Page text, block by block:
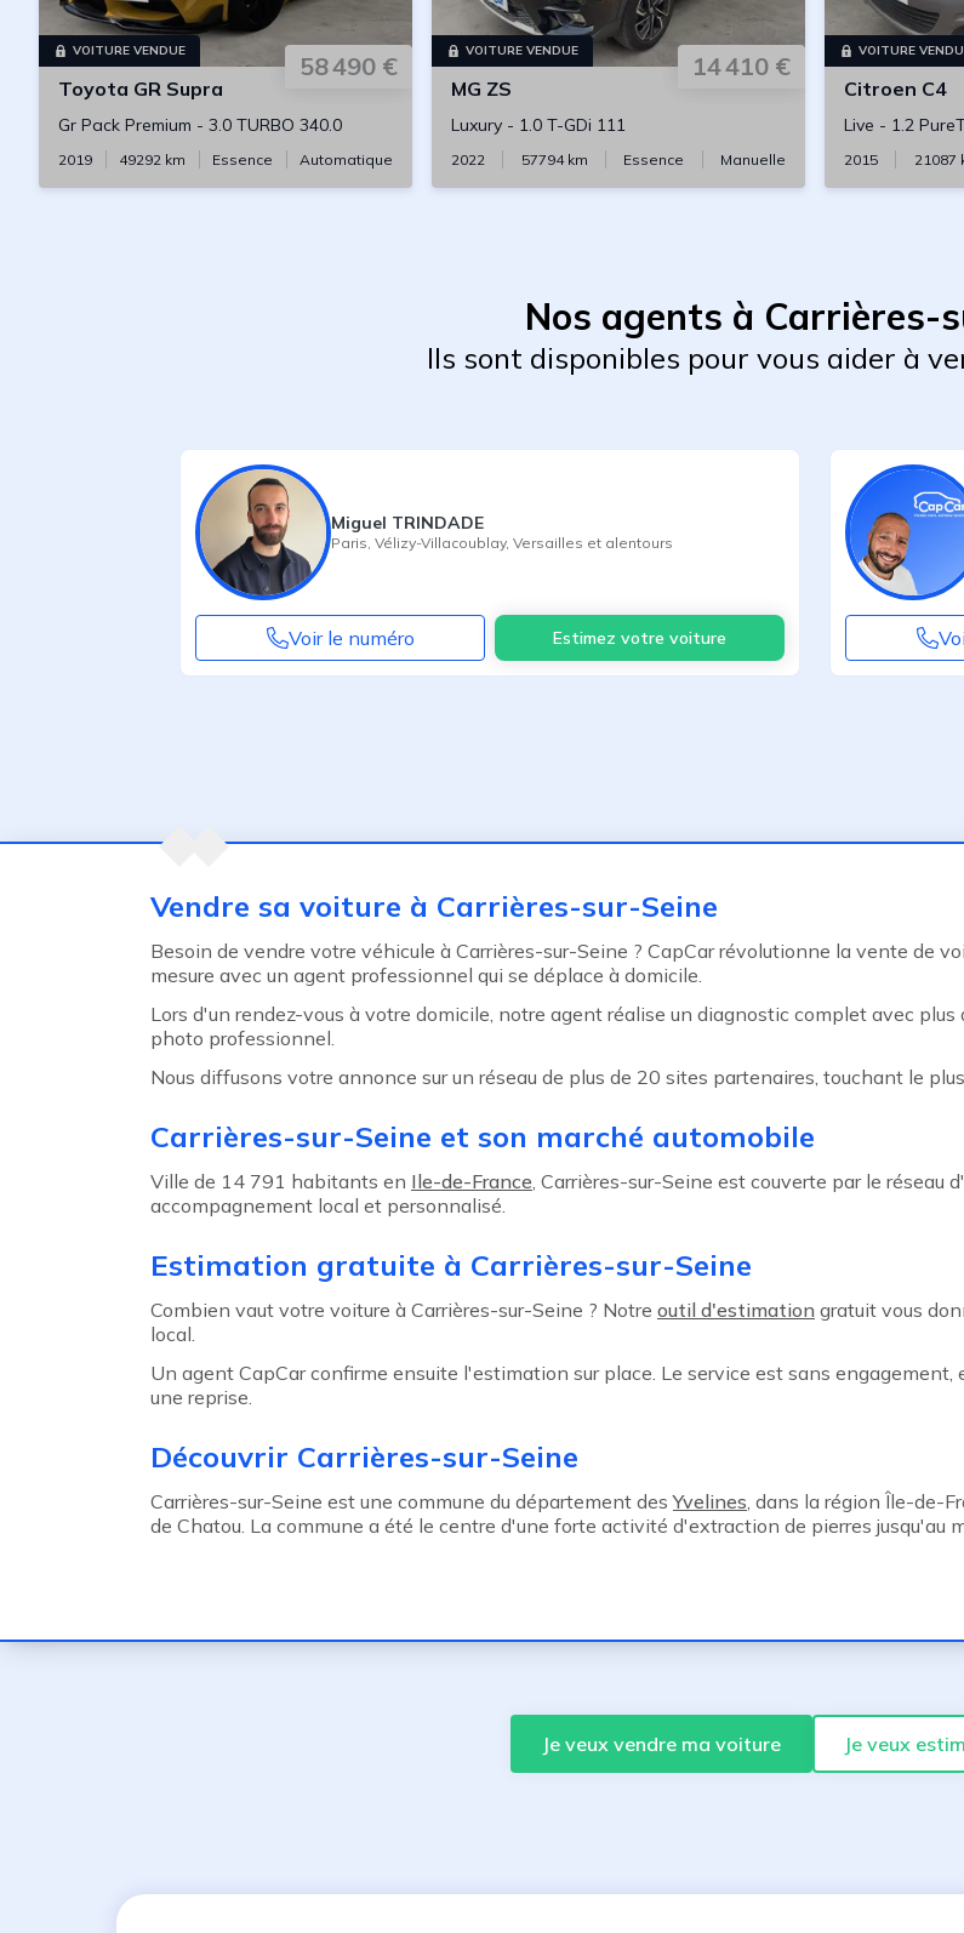
VOITURE VENDUE
58 490 €
Toyota GR Supra
Gr Pack Premium - 3.0 TURBO 340.0
2019 49292 km Essence Automatique
VOITURE VENDUE
14 410 €
MG ZS
Luxury - 1.0 T-GDi 111
2022 57794km Essence Manuelle
VOITURE
Citroen C4
Live - 1.2
2015 21087
Nos agents à Carrières-
Ils sont disponibles pour vous aider à
Miguel TRINDADE
Paris Vélizy-Villacoublay, Versailles et alentours
Voir le numéro Estimez votre voiture
Agent précédentVendre sa voiture à Carrières-sur-Seine
Besoin de vendre votre véhicule à Carrières-sur-Seine ? CapCar révolutionne la vente de
mesure avec un agent professionnel qui se déplace à domicile.
Lors d'un rendez-vous à votre domicile, notre agent réalise un diagnostic complet avec
photo professionnel.
Nous diffusons votre annonce sur un réseau de plus de 20 sites partenaires, touchant le
Carrières-sur-Seine et son marché automobile
Ville de 14 791 habitants en Ile-de-France, Carrières-sur-Seine est couverte par le réseau
accompagnement local et personnalisé.
Estimation gratuite à Carrières-sur-Seine
Combien vaut votre voiture à Carrières-sur-Seine ? Notre outil d'estimation gratuit vous
local.
Un agent CapCar confirme ensuite l'estimation sur place. Le service est sans
une reprise.
Découvrir Carrières-sur-Seine
Carrières-sur-Seine est une commune du département desYvelines, dans la région Île-de-
de Chatou. La commune a été le centre d'une forte activité d'extraction de pierres jusqu'au
Je veux vendre ma voiture Je veux